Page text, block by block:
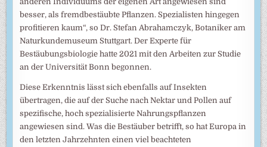
besser, als fremdbestäubte Pflanzen. Spezialisten hingegen
profitieren kaum“, so Dr. Stefan Abrahamczyk, Botaniker am
Naturkundemuseum Stuttgart. Der Experte für
Bestäubungsbiologie hatte 2021 mit den Arbeiten zur Studie
an der Universität Bonn begonnen.
Diese Erkenntnis lässt sich ebenfalls auf Insekten
übertragen, die auf der Suche nach Nektar und Pollen auf
spezifische, hoch spezialisierte Nahrungspflanzen
angewiesen sind. Was die Bestäuber betrifft, so hat Europa in
den letzten Jahrzehnten einen viel beachteten